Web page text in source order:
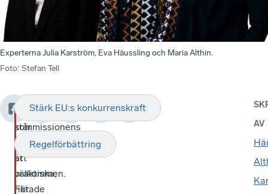
Experterna Julia Karström, Eva Häussling och Maria Althin.
Foto: Stefan Tell
Det
står
klart
att
praktiska,
riktade
EU-
kommissionens
ambition
är
välkommen.
För
Stärk EU:s konkurrenskraft
Regelförbättring
AV